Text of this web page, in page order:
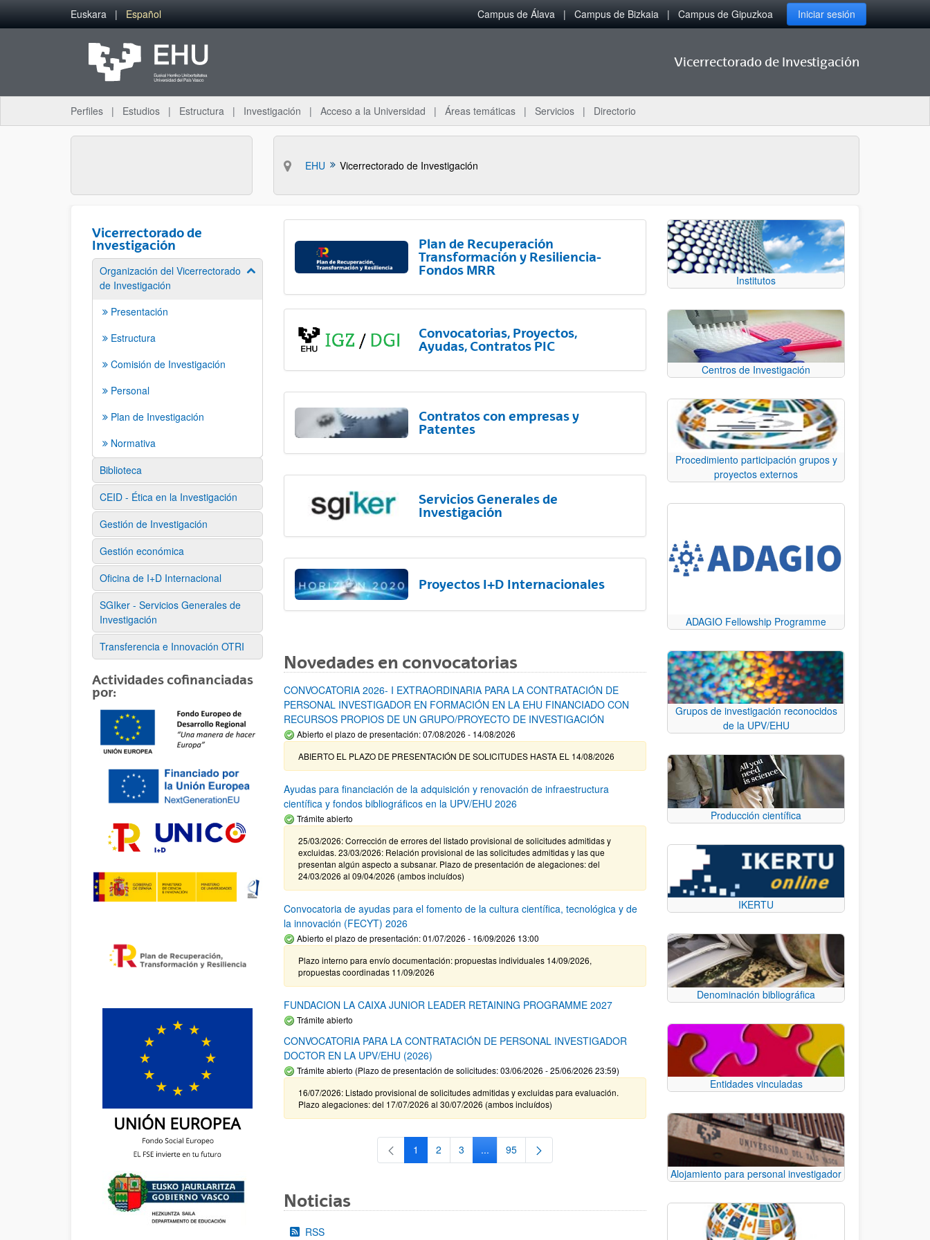
Saltar al contenido principal
Euskara Español Campus de Álava Campus de Bizkaia Campus de Gipuzkoa Iniciar sesión
Vicerrectorado de Investigación
Perfiles Estudios Estructura Investigación Acceso a la Universidad Áreas temáticas Servicios Directorio
EHU Vicerrectorado de Investigación
Vicerrectorado de
Investigación
Organización del Vicerrectorado
de Investigación
Mostrar/ocultar subpáginas
Presentación
Estructura
Comisión de Investigación
Personal
Plan de Investigación
Normativa
Biblioteca
CEID - Ética en la Investigación
Gestión de Investigación
Gestión económica
Oficina de I+D Internacional
SGIker - Servicios Generales de
Investigación
Transferencia e Innovación OTRI
Actividades cofinanciadas
por:
Plan de Recuperación
Transformación y Resiliencia-
Fondos MRR
Convocatorias, Proyectos,
Ayudas, Contratos PIC
Contratos con empresas y
Patentes
Servicios Generales de
Investigación
Proyectos I+D Internacionales
Novedades en convocatorias
CONVOCATORIA 2026- I EXTRAORDINARIA PARA LA CONTRATACIÓN DE
PERSONAL INVESTIGADOR EN FORMACIÓN EN LA EHU FINANCIADO CON
RECURSOS PROPIOS DE UN GRUPO/PROYECTO DE INVESTIGACIÓN
Abierto el plazo de presentación: 07/08/2026 - 14/08/2026
ABIERTO EL PLAZO DE PRESENTACIÓN DE SOLICITUDES HASTA EL 14/08/2026
Ayudas para financiación de la adquisición y renovación de infraestructura
científica y fondos bibliográficos en la UPV/EHU 2026
Trámite abierto
25/03/2026: Corrección de errores del listado provisional de solicitudes admitidas y
excluidas. 23/03/2026: Relación provisional de las solicitudes admitidas y las que
presentan algún aspecto a subsanar. Plazo de presentación de alegaciones: del
24/03/2026 al 09/04/2026 (ambos incluídos)
Convocatoria de ayudas para el fomento de la cultura científica, tecnológica y de
la innovación (FECYT) 2026
Abierto el plazo de presentación: 01/07/2026 - 16/09/2026 13:00
Plazo interno para envío documentación: propuestas individuales 14/09/2026,
propuestas coordinadas 11/09/2026
FUNDACION LA CAIXA JUNIOR LEADER RETAINING PROGRAMME 2027
Trámite abierto
CONVOCATORIA PARA LA CONTRATACIÓN DE PERSONAL INVESTIGADOR
DOCTOR EN LA UPV/EHU (2026)
Trámite abierto (Plazo de presentación de solicitudes: 03/06/2026 - 25/06/2026 23:59)
16/07/2026: Listado provisional de solicitudes admitidas y excluidas para evaluación.
Plazo alegaciones: del 17/07/2026 al 30/07/2026 (ambos incluídos)
Página
1 Página
2 Página
3 ...Páginas intermedias Use TAB para desplazarse.
Página
95
Noticias
RSS
Institutos
Centros de Investigación
Procedimiento participación grupos y
proyectos externos
ADAGIO Fellowship Programme
Grupos de investigación reconocidos
de la UPV/EHU
Producción científica
IKERTU
Denominación bibliográfica
Entidades vinculadas
Alojamiento para personal investigador